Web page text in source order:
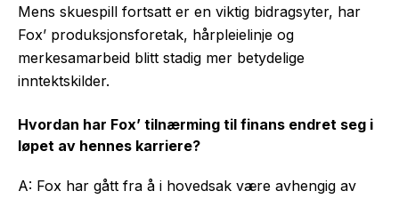
Mens skuespill fortsatt er en viktig bidragsyter, har
Fox’ produksjonsforetak, hårpleielinje og
merkesamarbeid blitt stadig mer betydelige
inntektskilder.
Hvordan har Fox’ tilnærming til finans endret seg i
løpet av hennes karriere?
A: Fox har gått fra å i hovedsak være avhengig av